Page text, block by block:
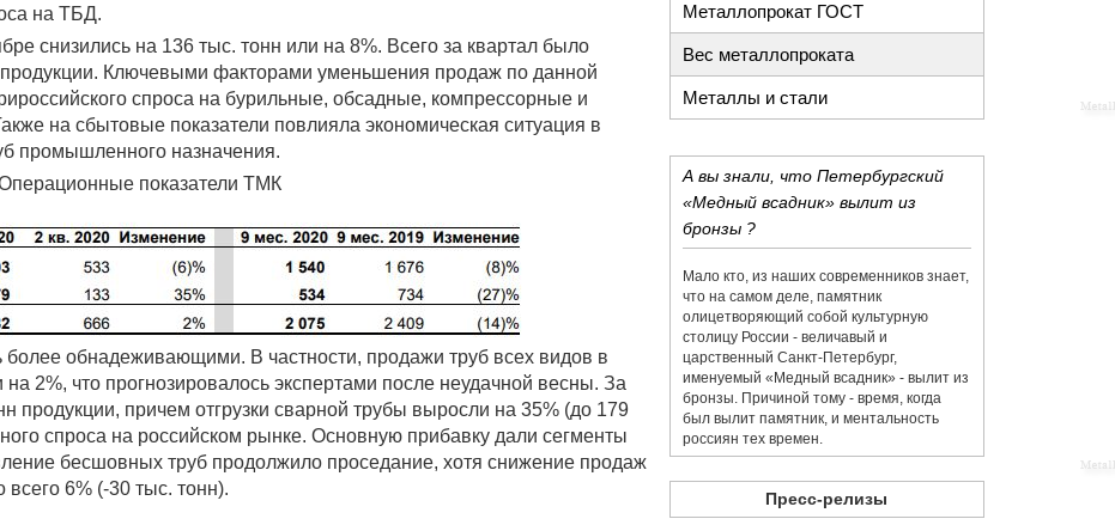
на ТБД.
снизились на 136 тыс. тонн или на 8%. Всего за квартал было
Ключевыми факторами уменьшения продаж по данной
спроса на бурильные, обсадные, компрессорные и
на сбытовые показатели повлияла экономическая ситуация в
промышленного назначения.
показатели ТМК
более обнадеживающими. В частности, продажи труб всех видов в
2%, что прогнозировалось экспертами после неудачной весны. За
продукции, причем отгрузки сварной трубы выросли на 35% (до 179
спроса на российском рынке. Основную прибавку дали сегменты
бесшовных труб продолжило проседание, хотя снижение продаж
всего 6% (-30 тыс. тонн).
Металлопрокат ГОСТ
Вес металлопроката
Металлы и стали
А вы знали, что Петербургский
«Медный всадник» вылит из
бронзы ?
Мало кто, из наших современников знает,
что на самом деле, памятник
олицетворяющий собой культурную
столицу России - величавый и
царственный Санкт-Петербург,
именуемый «Медный всадник» - вылит из
бронзы. Причиной тому - время, когда
был вылит памятник, и ментальность
россиян тех времен.
Пресс-релизы